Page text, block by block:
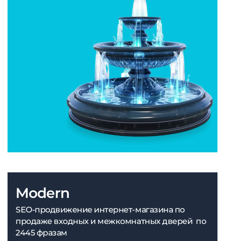
Modern
SEO-продвижение интернет-магазина по
продаже входных и межкомнатных дверей по
2445 фразам